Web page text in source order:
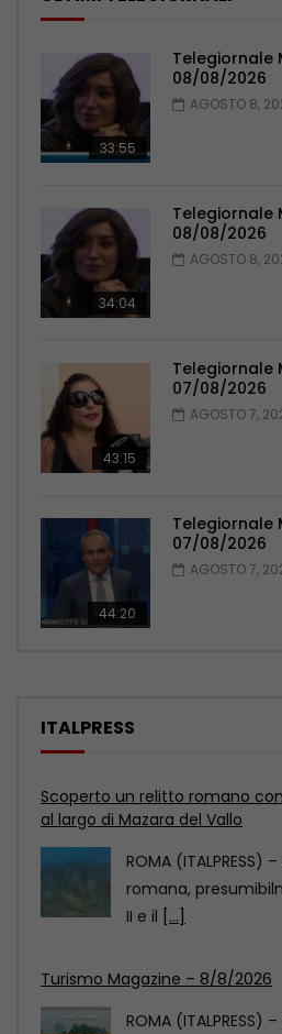
33:55
Telegiornale
08/08/2026
AGOSTO 8,
34:04
Telegiornale
08/08/2026
AGOSTO 8,
43:15
Telegiornale
07/08/2026
AGOSTO 7,
44:20
Telegiornale
07/08/2026
AGOSTO 7,
ITALPRESS
Turismo Magazine – 8/8/2026
– Ferragosto da
visitatori [...]
voltare le spalle”
ROMA (ITALPRESS)